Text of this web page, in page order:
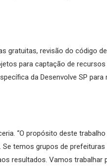
gratuitas, revisão do código
para captação de
da Desenvolve SP para
“O propósito deste
temos grupos de prefeituras
resultados. Vamos trabalhar